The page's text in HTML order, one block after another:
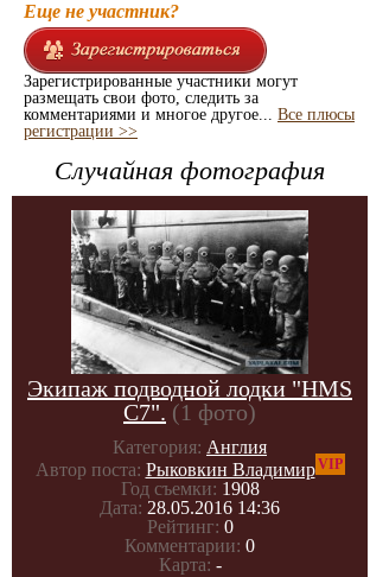
Еще не участник?
Зарегистрированные участники могут
размещать свои фото, следить за
комментариями и многое другое... Все плюсы
регистрации >>
Случайная фотография
Экипаж подводной лодки "HMS
C7". (1 фото)
Категория: Англия
Автор поста: Рыковкин ВладимирVIP
Год съемки: 1908
Дата: 28.05.2016 14:36
Рейтинг: 0
Комментарии: 0
Карта: -